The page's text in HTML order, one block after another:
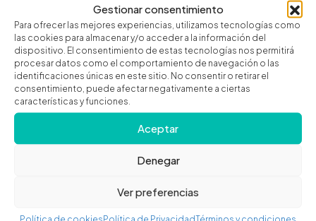
Gestionar consentimiento
Para ofrecer las mejores experiencias, utilizamos tecnologías como
las cookies para almacenar y/o acceder a la información del
dispositivo. El consentimiento de estas tecnologías nos permitirá
procesar datos como el comportamiento de navegación o las
identificaciones únicas en este sitio. No consentir o retirar el
consentimiento, puede afectar negativamente a ciertas
características y funciones.
Aceptar
Denegar
Ver preferencias
Política de cookiesPolítica de PrivacidadTérminos y condiciones
Viviendas que comercializamos en
Valencia y alrededores
distintas tipologías de inmuebles